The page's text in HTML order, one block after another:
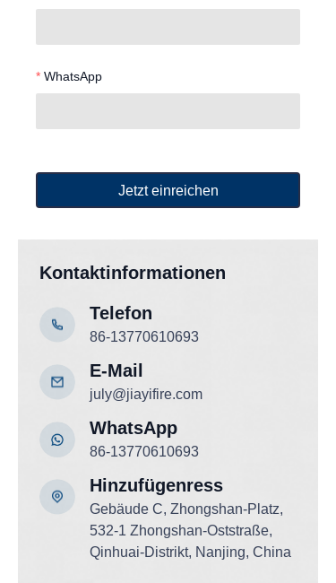
Kontaktinformationen
86-13770610693
WhatsApp
Telefon
86-13770610693
july@jiayifire.com
E-Mail
WhatsApp
Jetzt einreichen
Hinzufügenress
Gebäude C, Zhongshan-Platz,
532-1 Zhongshan-Oststraße,
Qinhuai-Distrikt, Nanjing, China